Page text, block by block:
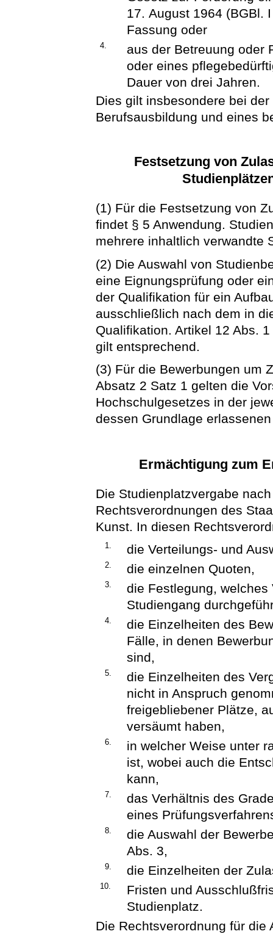
17. August 1964 (BGBl.
Fassung oder
4.
aus der Betreuung oder
oder eines
Dauer von drei Jahren.
Dies gilt insbesondere bei
Berufsausbildung und eines
Festsetzung von
(1) Für die Festsetzung von
findet § 5 Anwendung.
mehrere inhaltlich verwandte
(2) Die Auswahl von
eine Eignungsprüfung oder
der Qualifikation für ein
ausschließlich nach dem in
Qualifikation. Artikel 12 Abs.
gilt entsprechend.
(3) Für die Bewerbungen um
Absatz 2 Satz 1 gelten die
Hochschulgesetzes in der
dessen Grundlage
Ermächtigung zum
Die Studienplatzvergabe
Rechtsverordnungen des
Kunst. In diesen
1. die Verteilungs- und
2. die einzelnen Quoten,
3.
die Festlegung,
Studiengang
4.
die Einzelheiten des
Fälle, in denen
sind,
5.
die Einzelheiten des
nicht in Anspruch
freigebliebener Plätze,
versäumt haben,
6.
in welcher Weise unter
ist, wobei auch die
kann,
7.
das Verhältnis des
eines
8.
die Auswahl der
Abs. 3,
9. die Einzelheiten der
10.
Fristen und
Studienplatz.
Die Rechtsverordnung für die